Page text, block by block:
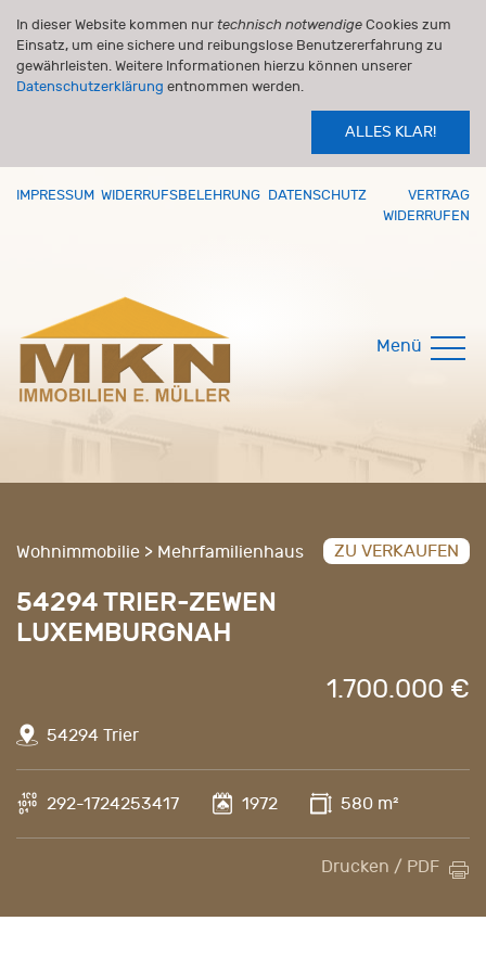
In dieser Website kommen nur technisch notwendige Cookies zum
Einsatz, um eine sichere und reibungslose Benutzererfahrung zu
gewährleisten. Weitere Informationen hierzu können unserer
Datenschutzerklärung entnommen werden.
ALLES KLAR!
IMPRESSUM WIDERRUFSBELEHRUNG DATENSCHUTZ
VERTRAG
WIDERRUFEN
Menü
Wohnimmobilie > Mehrfamilienhaus ZU VERKAUFEN
54294 TRIER-ZEWEN
LUXEMBURGNAH
54294 Trier
1.700.000 €
292-1724253417 1972 580 m²
Drucken / PDF